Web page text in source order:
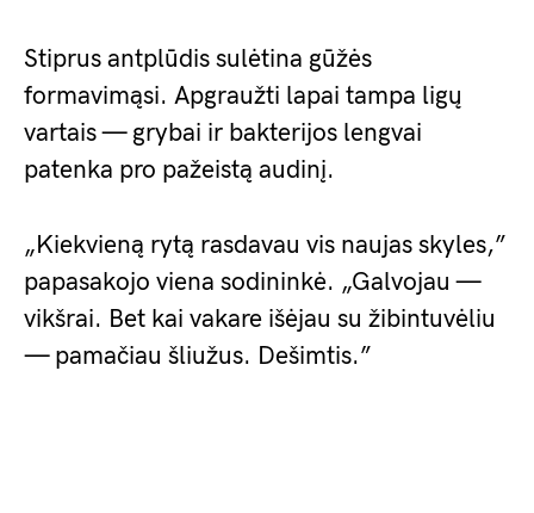
Stiprus antplūdis sulėtina gūžės
formavimąsi. Apgraužti lapai tampa ligų
vartais — grybai ir bakterijos lengvai
patenka pro pažeistą audinį.
„Kiekvieną rytą rasdavau vis naujas skyles,”
papasakojo viena sodininkė. „Galvojau —
vikšrai. Bet kai vakare išėjau su žibintuvėliu
— pamačiau šliužus. Dešimtis.”